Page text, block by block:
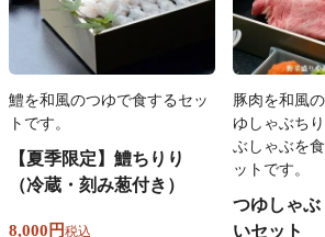
鱧を和風のつゆで食するセッ
トです。
【夏季限定】鱧ちりり
（冷蔵・刻み葱付き）
8,000 税込
豚肉を和風
ゆしゃぶち
ぶしゃぶを
ットです。
つゆしゃ
いセット